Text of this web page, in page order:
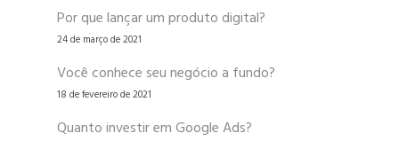
Por que lançar um produto digital?
24 de março de 2021
Você conhece seu negócio a fundo?
18 de fevereiro de 2021
Quanto investir em Google Ads?